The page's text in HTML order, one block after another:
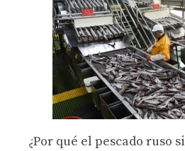
¿Por qué el pescado ruso